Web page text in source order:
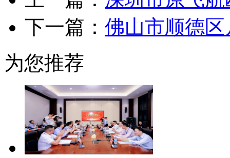
下一篇： 佛山市顺德
为您推荐